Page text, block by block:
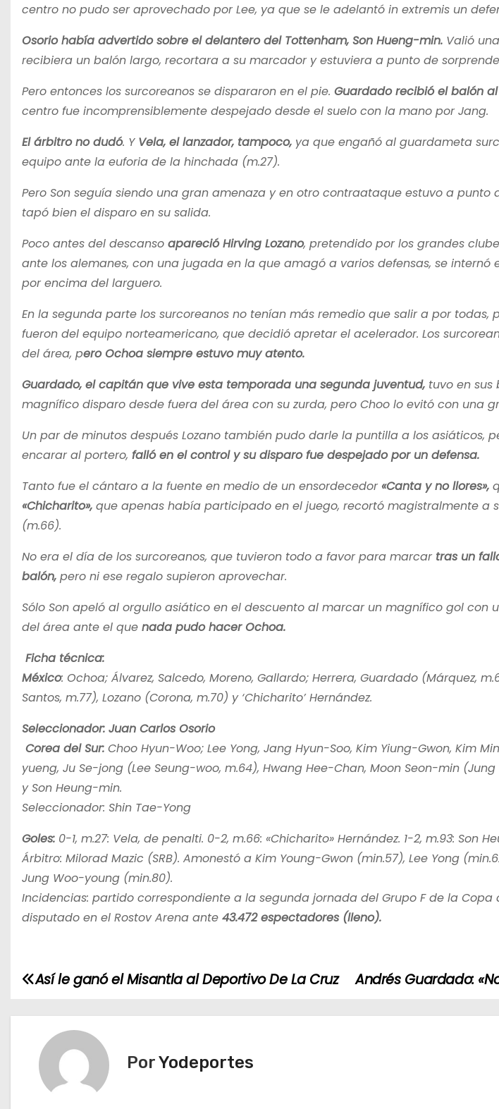
centro no pudo ser aprovechado por Lee, ya que se le adelantó in extremis un
Osorio había advertido sobre el delantero del Tottenham, Son Hueng-min. Valió
recibiera un balón largo, recortara a su marcador y estuviera a punto de
Pero entonces los surcoreanos se dispararon en el pie. Guardado recibió el balón
centro fue incomprensiblemente despejado desde el suelo con la mano por Jang.
El árbitro no dudó. YVela, el lanzador, tampoco, ya que engañó al guardameta
equipo ante la euforia de la hinchada (m.27).
Pero Son seguía siendo una gran amenaza y en otro contraataque estuvo a punto
tapó bien el disparo en su salida.
Poco antes del descanso apareció Hirving Lozano, pretendido por los grandes
ante los alemanes, con una jugada en la que amagó a varios defensas, se internó
por encima del larguero.
En la segunda parte los surcoreanos no tenían más remedio que salir a por todas,
fueron del equipo norteamericano, que decidió apretar el acelerador. Los
del área, pero Ochoa siempre estuvo muy atento.
Guardado, el capitán que vive esta temporada una segunda juventud, tuvo en sus
magnífico disparo desde fuera del área con su zurda, pero Choo lo evitó con una
Un par de minutos después Lozano también pudo darle la puntilla a los asiáticos,
encarar al portero, falló en el control y su disparo fue despejado por un defensa.
Tanto fue el cántaro a la fuente en medio de un ensordecedor«Canta y no llores»,
«Chicharito», que apenas había participado en el juego, recortó magistralmente a
(m.66).
No era el día de los surcoreanos, que tuvieron todo a favor para marcartras un
balón, pero ni ese regalo supieron aprovechar.
Sólo Son apeló al orgullo asiático en el descuento al marcar un magnífico gol con
del área ante el que nada pudo hacer Ochoa.
Ficha técnica:
México: Ochoa; Álvarez, Salcedo, Moreno, Gallardo; Herrera, Guardado (Márquez,
Santos, m.77), Lozano (Corona, m.70) y ‘Chicharito’ Hernández.
Seleccionador: Juan Carlos Osorio
Corea del Sur: Choo Hyun-Woo; Lee Yong, Jang Hyun-Soo, Kim Yiung-Gwon, Kim
yueng, Ju Se-jong (Lee Seung-woo, m.64), Hwang Hee-Chan, Moon Seon-min
y Son Heung-min.
Seleccionador: Shin Tae-Yong
Goles: 0-1, m.27: Vela, de penalti. 0-2, m.66: «Chicharito» Hernández. 1-2, m.93: Son
Árbitro: Milorad Mazic (SRB). Amonestó a Kim Young-Gwon (min.57), Lee Yong
Jung Woo-young (min.80).
Incidencias: partido correspondiente a la segunda jornada del Grupo F de la Copa
disputado en el Rostov Arena ante 43.472 espectadores (lleno).
N
a
Andrés Guardado:
Así le ganó el Misantla al Deportivo De La Cruz
PorYodeportes